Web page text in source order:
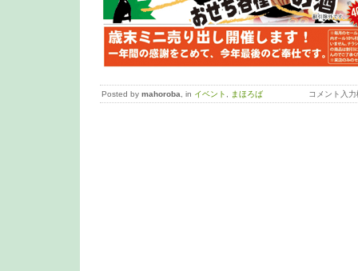
Posted by mahoroba , in イベント まほろば コメント入力